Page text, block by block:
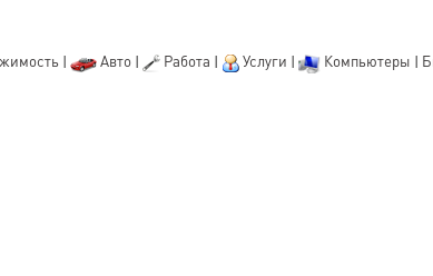
| Авто| Работа | Услуги | Компьютеры |